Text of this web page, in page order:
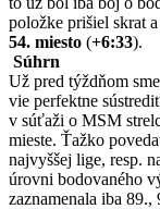
položke prišiel skrat
54. miesto (+6:33).
Súhrn
Už pred týždňom
vie perfektne
v súťaži o MSM
mieste. Ťažko
najvyššej lige, resp.
úrovni bodovaného
zaznamenala iba 89.,